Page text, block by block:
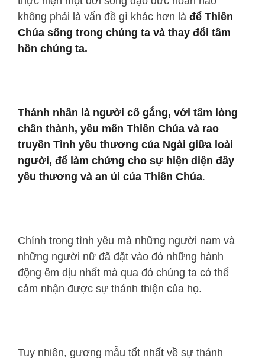
không phải là vấn đề gì khác hơn là để Thiên
Chúa sống trong chúng ta và thay đổi tâm
hồn chúng ta.
Thánh nhân là người cố gắng, với tấm lòng
chân thành, yêu mến Thiên Chúa và rao
truyền Tình yêu thương của Ngài giữa loài
người, để làm chứng cho sự hiện diện đầy
yêu thương và an ủi của Thiên Chúa.
Chính trong tình yêu mà những người nam và
những người nữ đã đặt vào đó những hành
động êm dịu nhất mà qua đó chúng ta có thể
cảm nhận được sự thánh thiện của họ.
Tuy nhiên, gương mẫu tốt nhất về sự thánh